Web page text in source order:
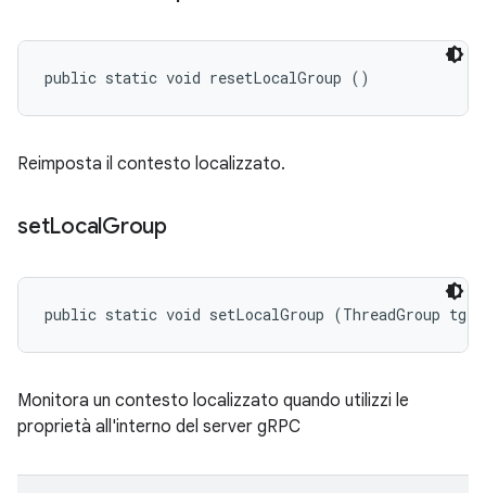
public static void resetLocalGroup ()
Reimposta il contesto localizzato.
setLocalGroup
public static void setLocalGroup (ThreadGroup tg)
Monitora un contesto localizzato quando utilizzi le
proprietà all'interno del server gRPC